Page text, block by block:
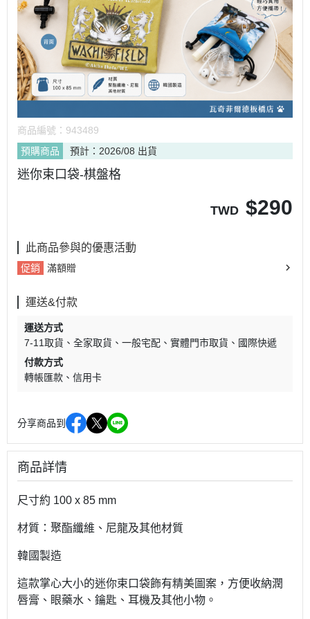
商品編號： 943489
預購商品
預計：2026/08 出貨
迷你束口袋-棋盤格
TWD $290
此商品參與的優惠活動
促銷 滿額贈
運送&付款
運送方式
7-11取貨
全家取貨 一般宅配 實體門市取貨
國際快遞
付款方式
轉帳匯款
信用卡
分享商品到
商品詳情
尺寸約 100 x 85 mm
材質：聚酯纖維、尼龍及其他材質
韓國製造
這款掌心大小的迷你束口袋飾有精美圖案，方便收納潤
唇膏、眼藥水、鑰匙、耳機及其他小物。